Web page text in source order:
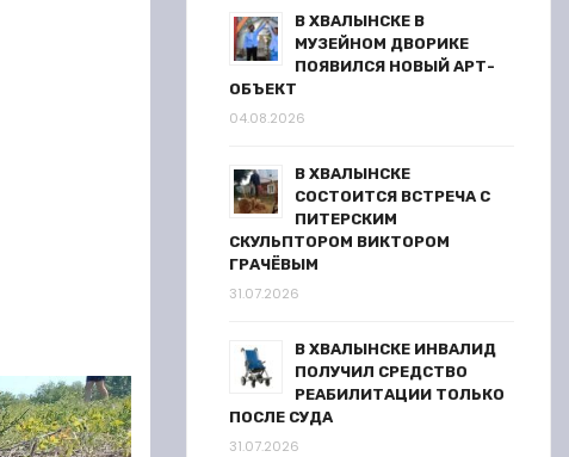
В ХВАЛЫНСКЕ В
МУЗЕЙНОМ ДВОРИКЕ
ПОЯВИЛСЯ НОВЫЙ АРТ-
ОБЪЕКТ
04.08.2026
В ХВАЛЫНСКЕ
СОСТОИТСЯ ВСТРЕЧА С
ПИТЕРСКИМ
СКУЛЬПТОРОМ ВИКТОРОМ
ГРАЧЁВЫМ
31.07.2026
В ХВАЛЫНСКЕ ИНВАЛИД
ПОЛУЧИЛ СРЕДСТВО
РЕАБИЛИТАЦИИ ТОЛЬКО
ПОСЛЕ СУДА
31.07.2026